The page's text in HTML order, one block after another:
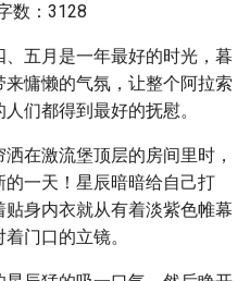
数：3128
五月是一年最好的时光，暮
慵懒的气氛，让整个阿拉索
们都得到最好的抚慰。
在激流堡顶层的房间里时，
一天！星辰暗暗给自己打
身内衣就从有着淡紫色帷幕
门口的立镜。